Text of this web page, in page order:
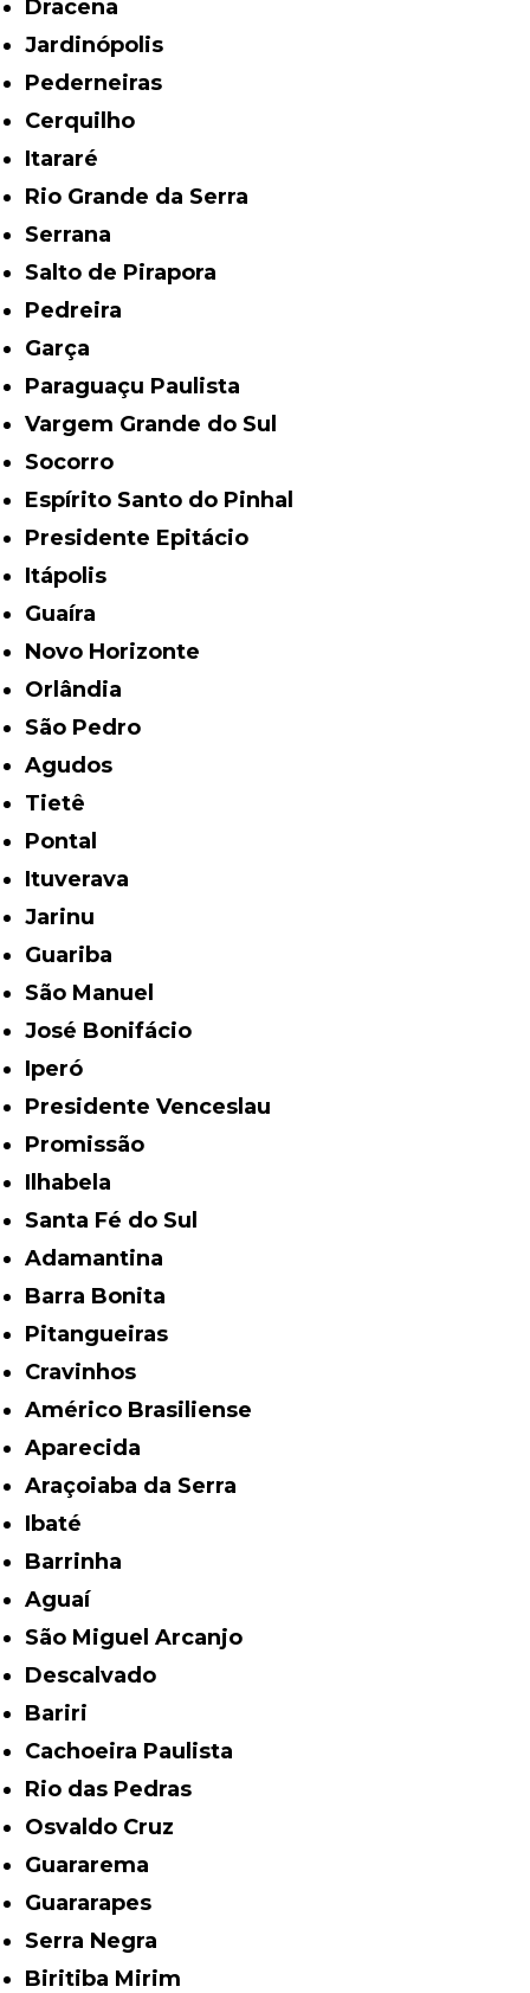
Dracena
Jardinópolis
Pederneiras
Cerquilho
Itararé
Rio Grande da Serra
Serrana
Salto de Pirapora
Pedreira
Garça
Paraguaçu Paulista
Vargem Grande do Sul
Socorro
Espírito Santo do Pinhal
Presidente Epitácio
Itápolis
Guaíra
Novo Horizonte
Orlândia
São Pedro
Agudos
Tietê
Pontal
Ituverava
Jarinu
Guariba
São Manuel
José Bonifácio
Iperó
Presidente Venceslau
Promissão
Ilhabela
Santa Fé do Sul
Adamantina
Barra Bonita
Pitangueiras
Cravinhos
Américo Brasiliense
Aparecida
Araçoiaba da Serra
Ibaté
Barrinha
Aguaí
São Miguel Arcanjo
Descalvado
Bariri
Cachoeira Paulista
Rio das Pedras
Osvaldo Cruz
Guararema
Guararapes
Serra Negra
Biritiba Mirim